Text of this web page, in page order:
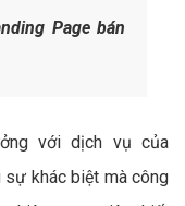
Page bán
với dịch vụ của
khác biệt mà công